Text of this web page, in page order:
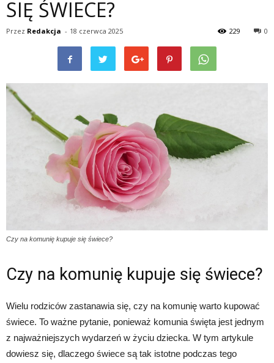
SIĘ ŚWIECE?
Przez Redakcja - 18 czerwca 2025 0
229
Czy na komunię kupuje się świece?
Czy na komunię kupuje się świece?
Wielu rodziców zastanawia się, czy na komunię warto kupować
świece. To ważne pytanie, ponieważ komunia święta jest jednym
z najważniejszych wydarzeń w życiu dziecka. W tym artykule
dowiesz się, dlaczego świece są tak istotne podczas tego